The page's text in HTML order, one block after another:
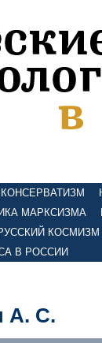
КОНСЕРВАТИЗМ
МАРКСИЗМА
В РОССИИ
А. С.